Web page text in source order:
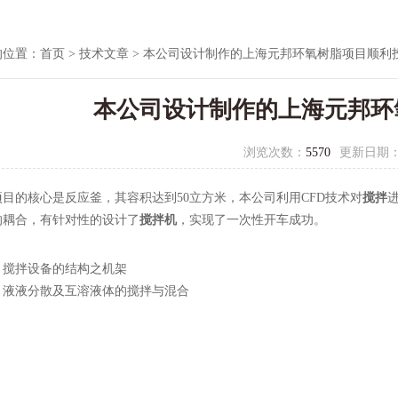
置： 首页 > 技术文章 > 本公司设计制作的上海元邦环氧树脂项目顺利
本公司设计制作的上海元邦
浏览次数： 5570 更新日期
核心是反应釜，其容积达到50立方米，本公司利用CFD技术对搅拌
合，有针对性的设计了搅拌机，实现了一次性开车成功。
搅拌设备的结构之机架
液液分散及互溶液体的搅拌与混合